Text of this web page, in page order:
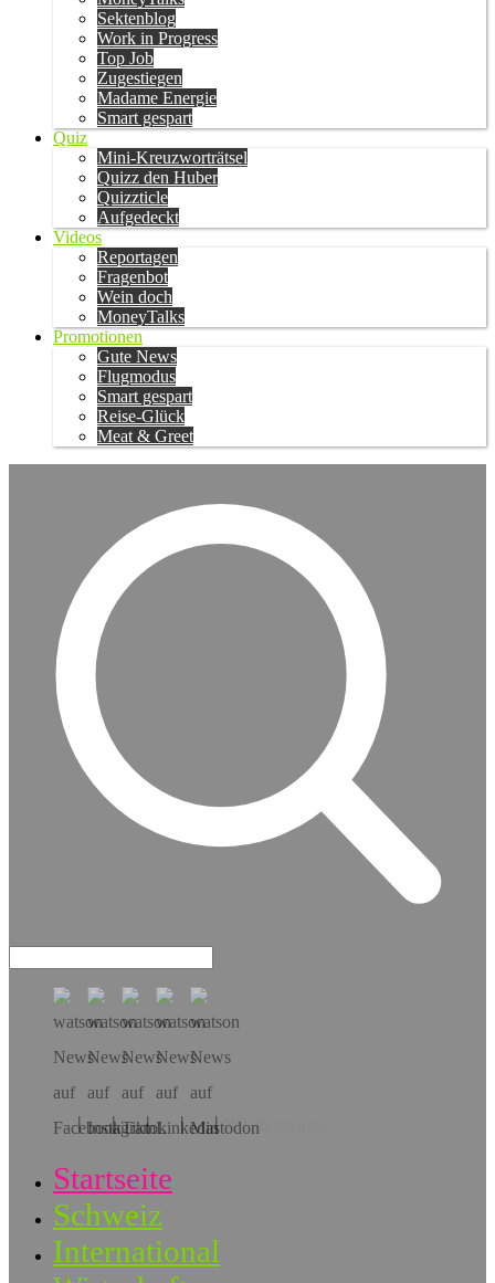
Sektenblog
Work in Progress
Top Job
Zugestiegen
Madame Energie
Smart gespart
Quiz
Mini-Kreuzworträtsel
Quizz den Huber
Quizzticle
Aufgedeckt
Videos
Reportagen
Fragenbot
Wein doch
MoneyTalks
Promotionen
Gute News
Flugmodus
Smart gespart
Reise-Glück
Meat & Greet
Hol dir die App!
Startseite
Schweiz
International